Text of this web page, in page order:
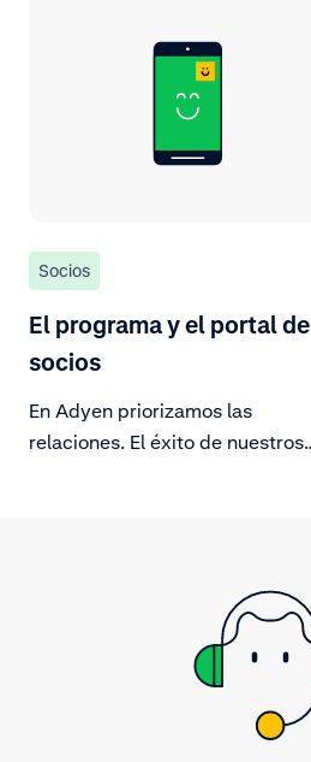
Socios
El programa y el portal de
socios
En Adyen priorizamos las
relaciones. El éxito de nuestros